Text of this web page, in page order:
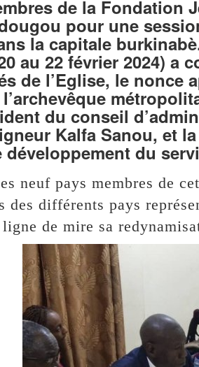
de la Fondation
pour une
la capitale
au 22 février 2024) a
de l’Eglise, le nonce
du conseil
Kalfa Sanou, et
développement du
neuf pays membres de
des différents pays
de mire sa